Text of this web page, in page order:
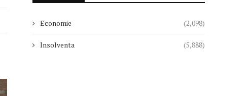
Economie (2,098)
Insolventa (5,888)